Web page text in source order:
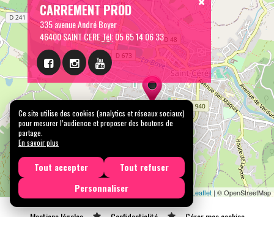
CARREMENT PROD
335 avenue André Boyer
46400 SAINT CERETél:05 65 14 06 33
Leaflet | © OpenStreetMap
Mentions légales Confidentialité
Gérer mes cookies
Ce site utilise des cookies (analytics et réseaux sociaux)
pour mesurer l’audience et proposer des boutons de
partage.
En savoir plus
Tout accepter
Tout refuser
Personnaliser